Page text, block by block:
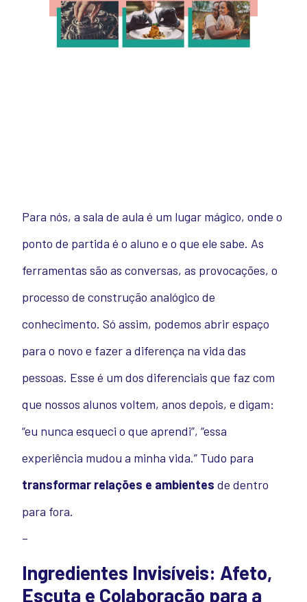
Para nós, a sala de aula é um lugar mágico, onde o
ponto de partida é o aluno e o que ele sabe. As
ferramentas são as conversas, as provocações, o
processo de construção analógico de
conhecimento. Só assim, podemos abrir espaço
para o novo e fazer a diferença na vida das
pessoas. Esse é um dos diferenciais que faz com
que nossos alunos voltem, anos depois, e digam:
“eu nunca esqueci o que aprendi”, “essa
experiência mudou a minha vida.” Tudo para
transformar relações e ambientes de dentro
para fora.
–
Ingredientes Invisíveis: Afeto,
Escuta e Colaboração para a